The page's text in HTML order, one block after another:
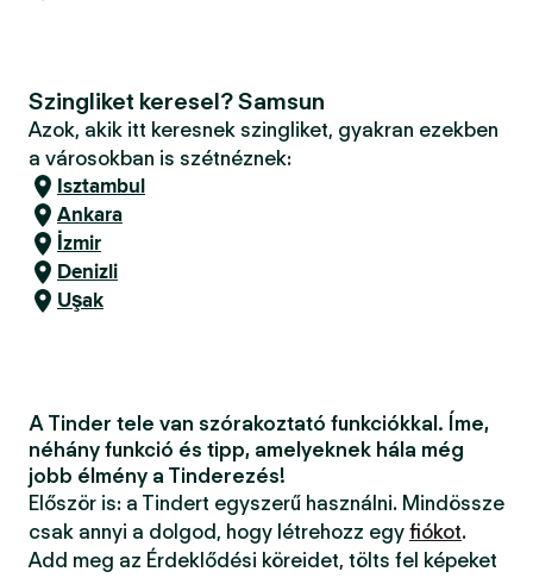
Szingliket keresel? Samsun
Azok, akik itt keresnek szingliket, gyakran ezekben
a városokban is szétnéznek:
Isztambul
Ankara
İzmir
Denizli
Uşak
A Tinder tele van szórakoztató funkciókkal. Íme,
néhány funkció és tipp, amelyeknek hála még
jobb élmény a Tinderezés!
Először is: a Tindert egyszerű használni. Mindössze
csak annyi a dolgod, hogy létrehozz egy fiókot.
Add meg az Érdeklődési köreidet, tölts fel képeket